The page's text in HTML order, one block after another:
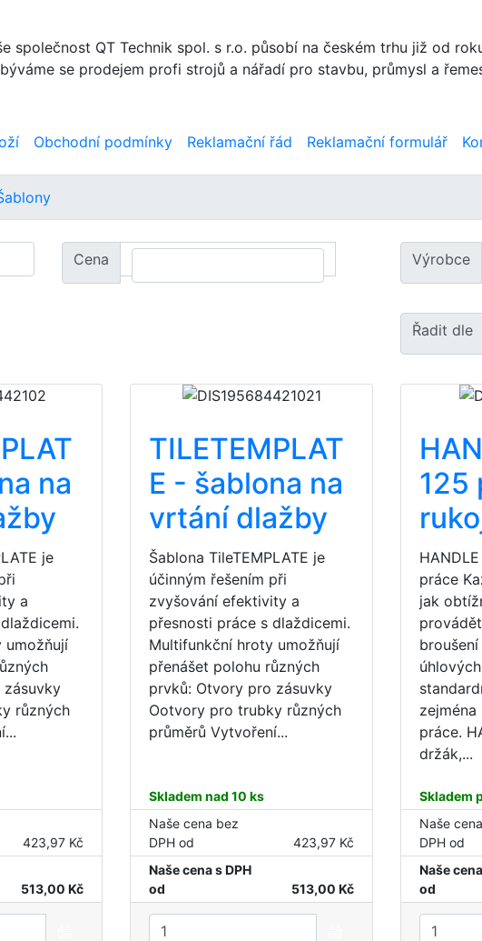
společnost QT Technik spol. s r.o. působí na českém trhu již od
se prodejem profi strojů a nářadí pro stavbu, průmysl a
Obchodní podmínky Reklamační řád Reklamační formulář
Cena Výrobce
Řadit dle
na
je
a
umožňují
různých
423,97 Kč
513,00 Kč
TILETEMPLAT
E - šablona na
vrtání dlažby
Šablona TileTEMPLATE je
účinným řešením při
zvyšování efektivity a
přesnosti práce s dlaždicemi.
Multifunkční hroty umožňují
přenášet polohu různých
prvků: Otvory pro zásuvky
Ootvory pro trubky různých
průměrů Vytvoření...
Skladem nad 10 ks
Naše cena bez
DPH od
423,97 Kč
Naše cena s DPH
od
513,00 Kč
125
práce
jak
práce.
držák,...
Skladem
Naše
DPH od
Naše
od